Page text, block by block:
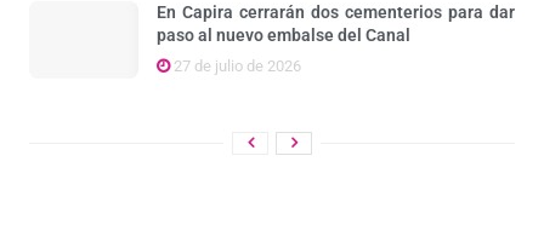
En Capira cerrarán dos cementerios para dar
paso al nuevo embalse del Canal
27 de julio de 2026